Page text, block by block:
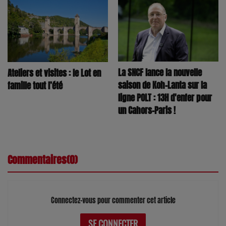
Ateliers et visites : le Lot en
famille tout l’été
La SNCF lance la nouvelle
saison de Koh-Lanta sur la
ligne POLT : 13H d'enfer pour
un Cahors-Paris !
Commentaires(0)
Connectez-vous pour commenter cet article